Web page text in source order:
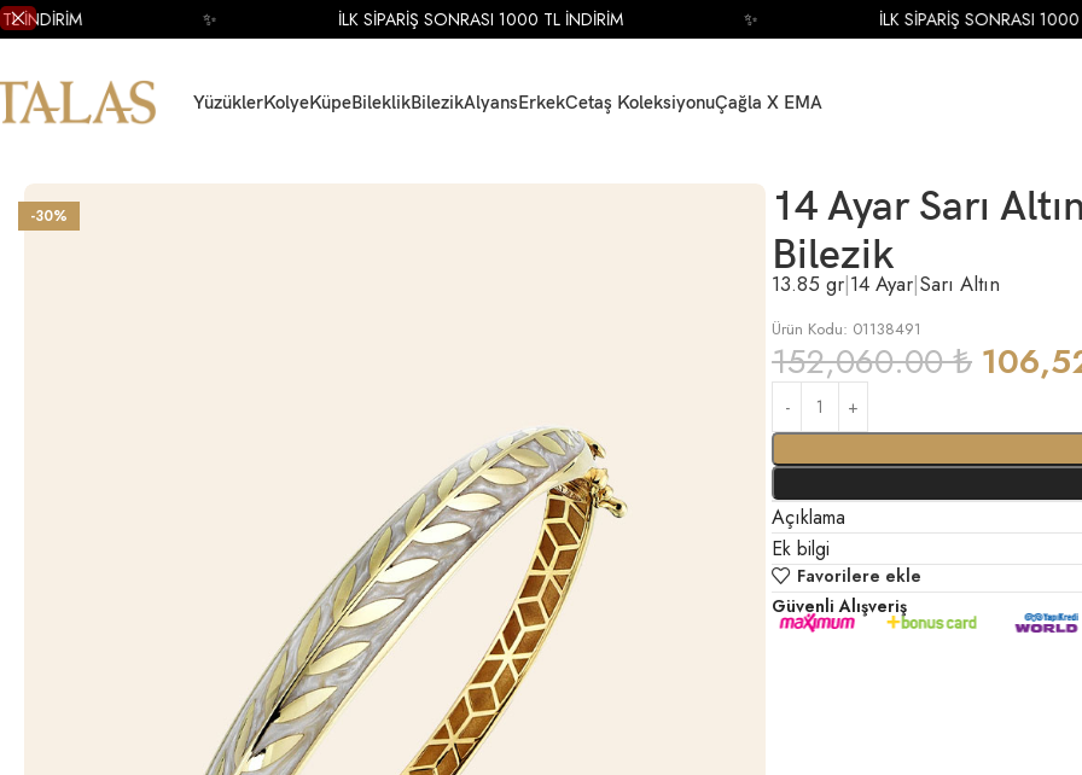
YüzüklerKolyeKüpeBileklikBilezikAlyansErkekCetaş KoleksiyonuÇağla X EMA
-30%
14 Ayar Sarı
Bilezik
13.85 gr|14 Ayar|Sarı Altın
Ürün Kodu: 01138491
152,060.00₺
Açıklama
Ek bilgi
Favorilere ekle
Güvenli Alışveriş
İLK SİPARİŞ SONRASI 1000 TL İNDİRİM İLK SİPARİŞ SONRASI 1000